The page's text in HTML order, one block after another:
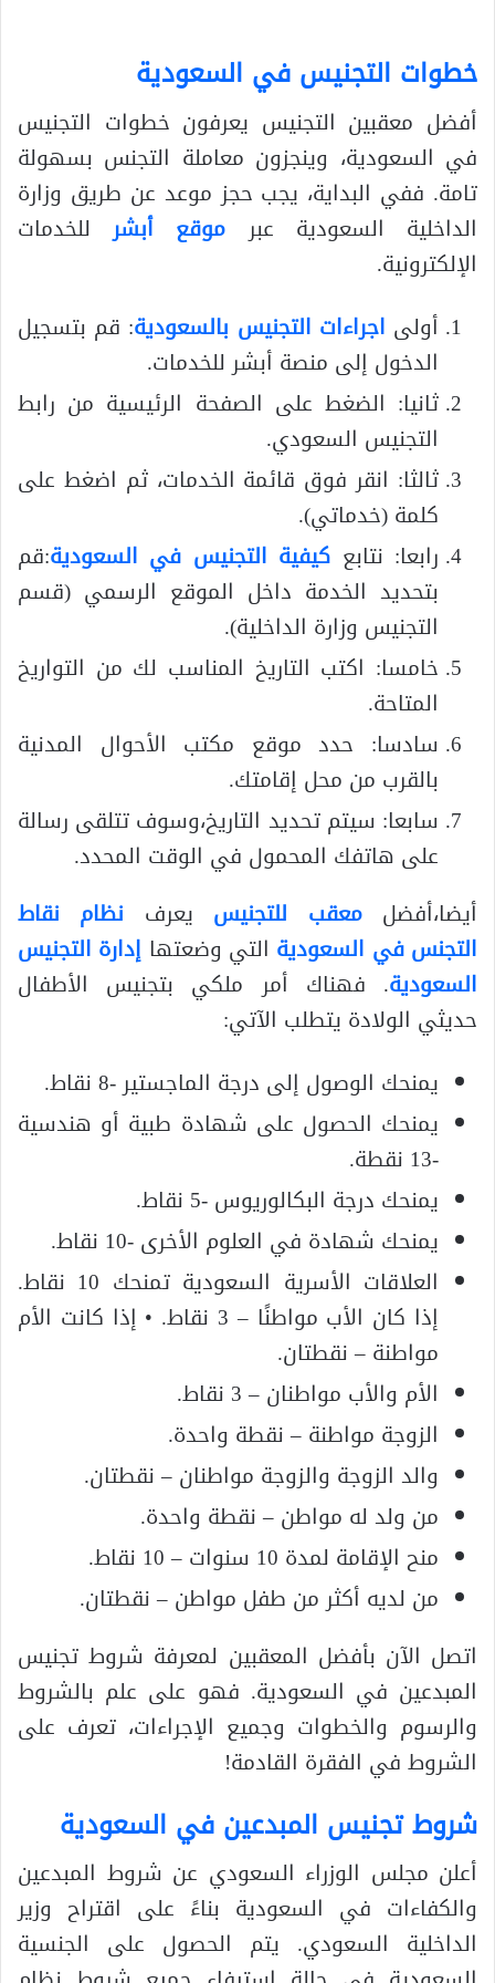
خطوات التجنيس في السعودية
أفضل معقبين التجنيس يعرفون خطوات التجنيس
في السعودية، وينجزون معاملة التجنس بسهولة
تامة. ففي البداية، يجب حجز موعد عن طريق وزارة
الداخلية السعودية عبر موقع أبشرللخدمات
الإلكترونية.
أولى اجراءات التجنيس بالسعودية: قم بتسجيل
الدخول إلى منصة أبشر للخدمات.
ثانيا: الضغط على الصفحة الرئيسية من رابط
التجنيس السعودي.
ثالثا: انقر فوق قائمة الخدمات، ثم اضغط على
كلمة (خدماتي).
رابعا: نتابع كيفية التجنيس في السعودية:قم
بتحديد الخدمة داخل الموقع الرسمي (قسم
التجنيس وزارة الداخلية).
خامسا: اكتب التاريخ المناسب لك من التواريخ
المتاحة.
سادسا: حدد موقع مكتب الأحوال المدنية
بالقرب من محل إقامتك.
سابعا: سيتم تحديد التاريخ،وسوف تتلقى رسالة
على هاتفك المحمول في الوقت المحدد.
أيضا،أفضلمعقب للتجنيس يعرف نظام نقاط
التجنس في السعودية التي وضعتها إدارة التجنيس
السعودية. فهناك أمر ملكي بتجنيس الأطفال
حديثي الولادة يتطلب الآتي:
يمنحك الوصول إلى درجة الماجستير -8 نقاط.
يمنحك الحصول على شهادة طبية أو هندسية
-13 نقطة.
يمنحك درجة البكالوريوس -5 نقاط.
يمنحك شهادة في العلوم الأخرى -10 نقاط.
العلاقات الأسرية السعودية تمنحك 10 نقاط.
إذا كان الأب مواطنًا – 3 نقاط. • إذا كانت الأم
مواطنة – نقطتان.
الأم والأب مواطنان – 3 نقاط.
الزوجة مواطنة – نقطة واحدة.
والد الزوجة والزوجة مواطنان – نقطتان.
من ولد له مواطن – نقطة واحدة.
منح الإقامة لمدة 10 سنوات – 10 نقاط.
من لديه أكثر من طفل مواطن – نقطتان.
اتصل الآن بأفضل المعقبين لمعرفة شروط تجنيس
المبدعين في السعودية. فهو على علم بالشروط
والرسوم والخطوات وجميع الإجراءات، تعرف على
الشروط في الفقرة القادمة!
شروط تجنيس المبدعين في السعودية
أعلن مجلس الوزراء السعودي عن شروط المبدعين
والكفاءات في السعودية بناءً على اقتراح وزير
الداخلية السعودي. يتم الحصول على الجنسية